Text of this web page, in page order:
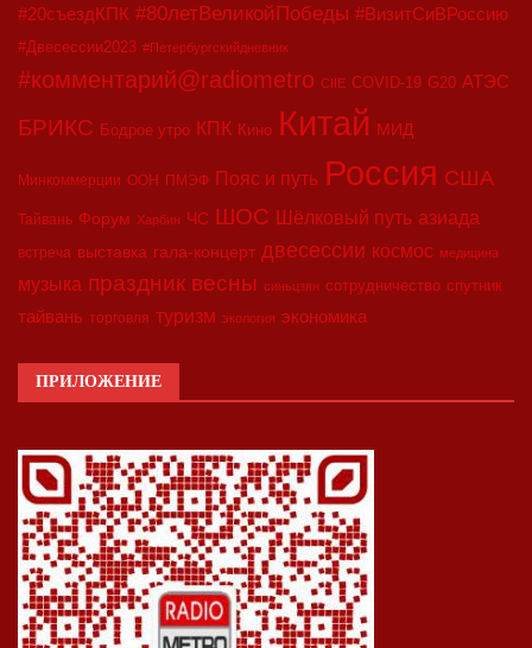
#20съездКПК #80летВеликойПобеды #ВизитСиВРоссию
#Двесессии2023 #Петербургскийдневник
#комментарий@radiometro CIIE COVID-19 G20 АТЭС
БРИКС Бодрое утро КПК Кино Китай МИД
Минкоммерции ООН ПМЭФ Пояс и путь Россия США
Тайвань Форум Харбин ЧС ШОС Шёлковый путь азиада
встреча выставка гала-концерт двесессии космос медицина
музыка праздник весны синьцзян сотрудничество спутник
тайвань торговля туризм экология экономика
ПРИЛОЖЕНИЕ